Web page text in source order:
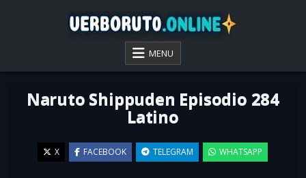
VER BORUTO ONLINE
MENU
Naruto Shippuden Episodio 284
Latino
X FACEBOOK TELEGRAM WHATSAPP